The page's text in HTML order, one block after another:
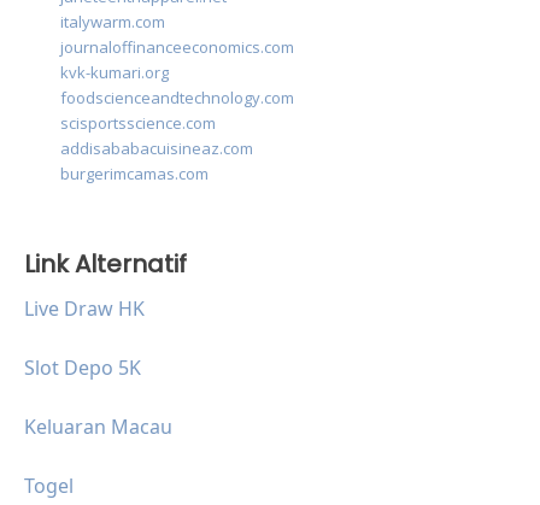
italywarm.com
journaloffinanceeconomics.com
kvk-kumari.org
foodscienceandtechnology.com
scisportsscience.com
addisababacuisineaz.com
burgerimcamas.com
Link Alternatif
Live Draw HK
Slot Depo 5K
Keluaran Macau
Togel